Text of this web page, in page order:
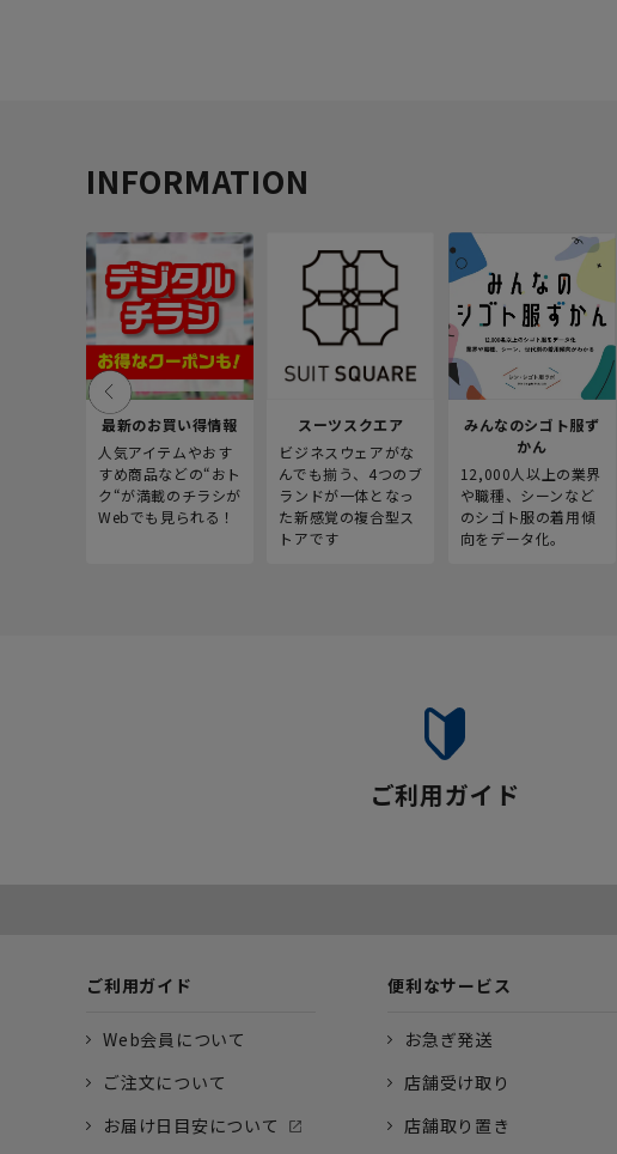
INFORMATION
最新のお買い得情報
人気アイテムやおす
すめ商品などの“おト
ク“が満載のチラシが
Webでも見られる！
スーツスクエア
ビジネスウェアがな
んでも揃う、4つのブ
ランドが一体となっ
た新感覚の複合型ス
トアです
みんなのシゴト服ず
かん
12,000人以上の業界
や職種、シーンなど
のシゴト服の着用傾
向をデータ化。
ご利用ガイド
ご利用ガイド
Web会員について
ご注文について
お届け日目安について
便利なサービス
お急ぎ発送
店舗受け取り
店舗取り置き